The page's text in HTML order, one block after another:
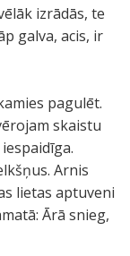
izrādās, te
galva, acis, ir
pagulēt.
skaistu
Arnis
lietas aptuveni
Ārā snieg,